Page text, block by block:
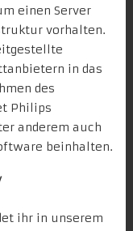
einen Server
vorhalten.
in das
des
Philips
anderem auch
beinhalten.
ihr in unserem